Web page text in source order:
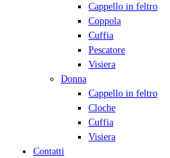
Cappello in feltro
Coppola
Cuffia
Pescatore
Visiera
Donna
Cappello in feltro
Cloche
Cuffia
Visiera
Contatti